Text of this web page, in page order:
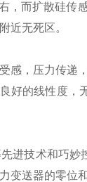
，而扩散硅传
近无死区。
感，压力传递
好的线性度，
进技术和巧
变送器的零位